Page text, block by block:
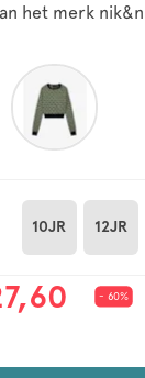
het merk
10JR 12JR
- 60%